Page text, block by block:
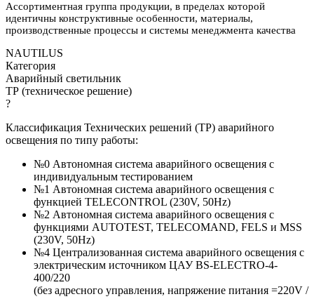
Ассортиментная группа продукции, в пределах которой
идентичны конструктивные особенности, материалы,
производственные процессы и системы менеджмента качества
NAUTILUS
Категория
Аварийный светильник
ТР (техническое решение)
?
Классификация Технических решений (ТР) аварийного
освещения по типу работы:
№0 Автономная система аварийного освещения с
индивидуальным тестированием
№1 Автономная система аварийного освещения с
функцией TELECONTROL (230V, 50Hz)
№2 Автономная система аварийного освещения с
функциями AUTOTEST, TELECOMAND, FELS и MSS
(230V, 50Hz)
№4 Централизованная система аварийного освещения с
электрическим источником ЦАУ BS-ELECTRO-4-
400/220
(без адресного управления, напряжение питания =220V /